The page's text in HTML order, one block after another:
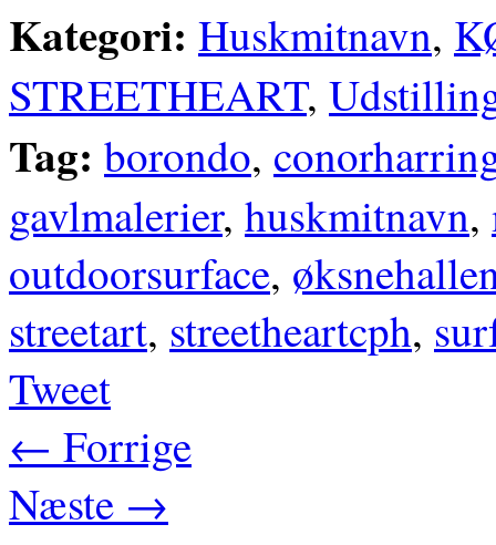
Kategori: Huskmitnavn,
STREETHEART,
Tag: borondo,
gavlmalerier, huskmitnavn,
outdoorsurface,
streetart, streetheartcph,
Tweet
← Forrige
Næste →